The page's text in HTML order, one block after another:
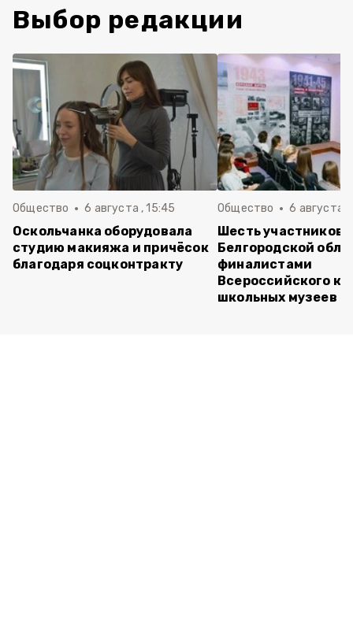
Выбор редакции
Общество 6 августа , 15:45
Оскольчанка оборудовала
студию макияжа и причёсок
благодаря соцконтракту
Общество 6 августа ,
Шесть участников
Белгородской
финалистами
Всероссийского
школьных музеев